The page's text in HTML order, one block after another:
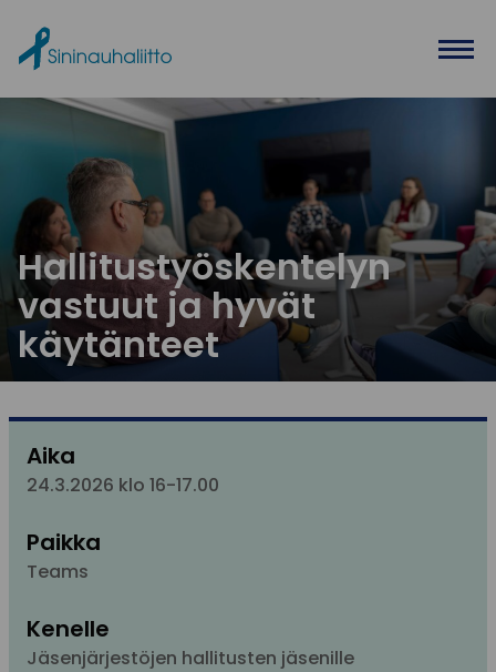
Hallitustyöskentelyn
vastuut ja hyvät
käytänteet
Aika
24.3.2026 klo 16-17.00
Paikka
Teams
Kenelle
Jäsenjärjestöjen hallitusten jäsenille